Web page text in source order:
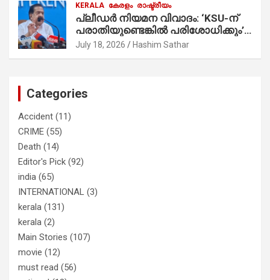
മാത്രമാണ് ഉണ്ടായിരുന്നത്;
സാബുവിന്റേത് വ്യക്തിപരമായ
നേട്ടത്തിനുള്ള പാര്‍ട്ടി; ഇപ്പോള്‍
ഫോണ്‍ വിളിച്ചാല്‍ എടുക്കില്ല;
തിരഞ്ഞെടുപ്പിലെ ദുരനുഭവങ്ങള്‍
KERALA കേരളം രാഷ്ട്രീയം
പ്ലീഡർ നിയമന വിവാദം: ‘KSU-ന്
പരാതിയുണ്ടെങ്കിൽ പരിശോധിക്കും’;
രമേശ് ചെന്നിത്തല
July 18, 2026 Hashim Sathar
Categories
Accident (11)
CRIME (55)
Death (14)
Editor's Pick (92)
india (65)
INTERNATIONAL (3)
kerala (131)
kerala (2)
Main Stories (107)
movie (12)
must read (56)